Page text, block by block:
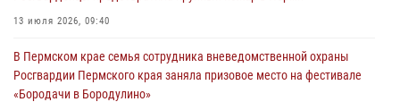
30 июля 2026, 05:19
богослужении в Перми
28 июля 2026, 10:44
13 июля 2026, 09:40
В Пермском крае семья сотрудника вневедомственной охраны
Росгвардии Пермского края заняла призовое место на фестивале
«Бородачи в Бородулино»